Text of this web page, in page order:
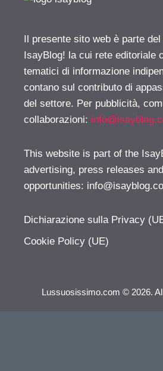
Il presente sito web è parte
IsayBlog! la cui rete editoriale
tematici di informazione
contano sul contributo di
del settore. Per pubblicità,
collaborazioni:
This website is part of the
advertising, press releases
opportunities:
Dichiarazione sulla Privacy
Cookie Policy (UE)
Lussuosissimo.com © 2026.